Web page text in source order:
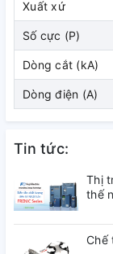
3. Kích
( đang cập nhật)
Xuất xứ
Số cực (P)
Dòng cắt (kA)
Dòng điện (A)
Tin tức:
Thị
thế
Chế